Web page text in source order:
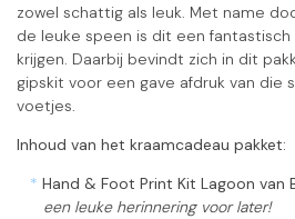
zowel schattig als leuk. Met name
de leuke speen is dit een
krijgen. Daarbij bevindt zich in dit
gipskit voor een gave afdruk van die
voetjes.
Inhoud van het kraamcadeau pakket:
* Hand & Foot Print Kit Lagoon van
een leuke herinnering voor later!